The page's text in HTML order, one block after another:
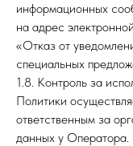
информационных
на адрес
«Отказ от
специальных
1.8. Контроль за
Политики
ответственным за
данных у Оператора.